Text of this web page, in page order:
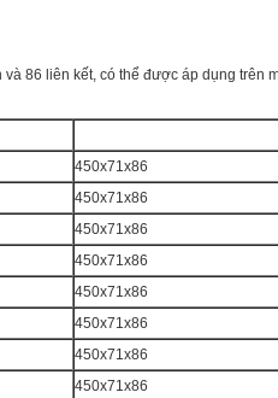
86 liên kết, có thể được áp dụng trên
450x71x86
450x71x86
450x71x86
450x71x86
450x71x86
450x71x86
450x71x86
450x71x86